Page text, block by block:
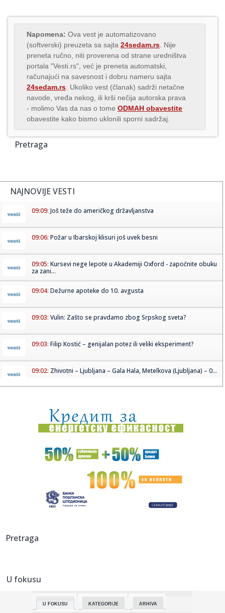
Napomena: Ova vest je automatizovano
(softverski) preuzeta sa sajta 24sedam.rs . Nije
preneta ručno, niti proverena od strane uredništva
portala "Vesti.rs", već je preneta automatski,
računajući na savesnost i dobru nameru sajta
24sedam.rs . Ukoliko vest (članak) sadrži netačne
navode, vređa nekog, ili krši nečija autorska prava
- molimo Vas da nas o tome ODMAH obavestite
obavestite kako bismo uklonili sporni sadržaj.
Pretraga
NAJNOVIJE VESTI
09:09: Još teže do američkog državljanstva
09:06: Požar u Ibarskoj klisuri još uvek besni
09:05: Kursevi nege lepote u Akademiji Oxford - započnite obuku
za zani...
09:04: Dežurne apoteke do 10. avgusta
09:03: Vulin: Zašto se pravdamo zbog Srpskog sveta?
09:03: Filip Kostić – genijalan potez ili veliki eksperiment?
09:02: Zhivotni – Ljubljana – Gala Hala, Metelkova (Ljubljana) – 0...
09:00:Kina zabranjuje jedan od najnovijih trendova u
autoindustriji
09:00:Vučić o „najboljim helikopterima na svetu“: „Helikoptersk...
Ovaj znak pročita čoveka za samo pet minuta
08:59:Vladimir Đukanović: Lako može da se desi da na izborima
sam došao...
08:56:
08:56:
Prodata avio-kompanija: Amerikanci preuzeli
Pretraga
U fokusu
U FOKUSU KATEGORIJE ARHIVA